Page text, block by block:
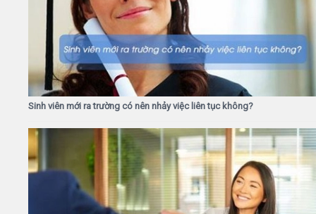
Sinh viên mới ra trường có nên nhảy việc liên tục không?